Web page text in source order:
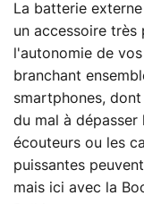
La batterie
un accessoire
l'autonomie de
branchant
smartphones,
du mal à dépasser
écouteurs ou les
puissantes
mais ici avec la